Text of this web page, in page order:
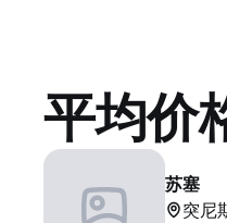
平均价
苏塞
突尼